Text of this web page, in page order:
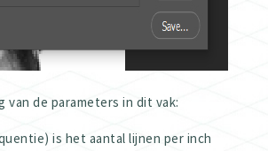
van de parameters in dit vak:
is het aantal lijnen per inch